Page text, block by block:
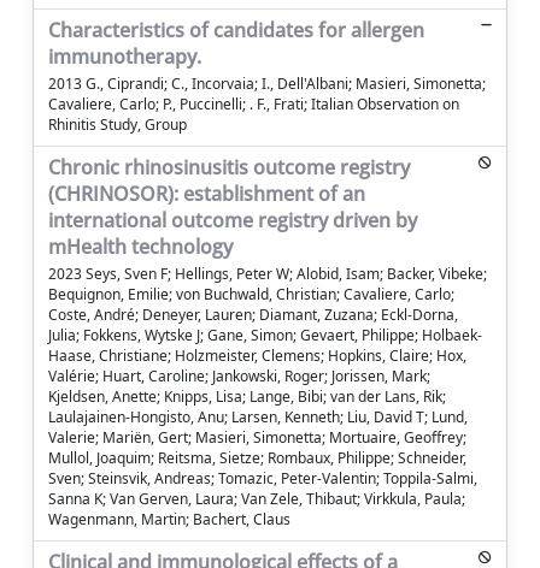
Characteristics of candidates for allergen
immunotherapy.
2013 G., Ciprandi; C., Incorvaia; I., Dell'Albani; Masieri, Simonetta;
Cavaliere, Carlo; P., Puccinelli; . F., Frati; Italian Observation on
Rhinitis Study, Group
Chronic rhinosinusitis outcome registry
(CHRINOSOR): establishment of an
international outcome registry driven by
mHealth technology
2023 Seys, Sven F; Hellings, Peter W; Alobid, Isam; Backer, Vibeke;
Bequignon, Emilie; von Buchwald, Christian; Cavaliere, Carlo;
Coste, André; Deneyer, Lauren; Diamant, Zuzana; Eckl-Dorna,
Julia; Fokkens, Wytske J; Gane, Simon; Gevaert, Philippe; Holbaek-
Haase, Christiane; Holzmeister, Clemens; Hopkins, Claire; Hox,
Valérie; Huart, Caroline; Jankowski, Roger; Jorissen, Mark;
Kjeldsen, Anette; Knipps, Lisa; Lange, Bibi; van der Lans, Rik;
Laulajainen-Hongisto, Anu; Larsen, Kenneth; Liu, David T; Lund,
Valerie; Mariën, Gert; Masieri, Simonetta; Mortuaire, Geoffrey;
Mullol, Joaquim; Reitsma, Sietze; Rombaux, Philippe; Schneider,
Sven; Steinsvik, Andreas; Tomazic, Peter-Valentin; Toppila-Salmi,
Sanna K; Van Gerven, Laura; Van Zele, Thibaut; Virkkula, Paula;
Wagenmann, Martin; Bachert, Claus
Clinical and immunological effects of a